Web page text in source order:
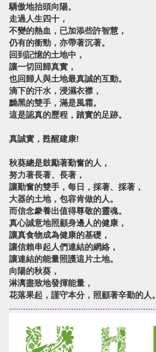
驕傲地抬頭向陽。
走過人生四十，
不變的熱血，已加添些許智慧，
仍有的衝勁，亦帶著沉著。
回到記憶的土地中，
讓一切回歸真實，
也回歸人與土地最真誠的互動。
滴下的汗水，浸濕衣襟，
黝黑的雙手，滿是風霜。
這是認真的歷程，踏實的足跡。
真誠實，甦醒建康!
秋葵總是鼓勵著勤奮的人，
努力著長著、長著，
讓勤奮的雙手，每日，採著、採著，
大器的土地，包容肯做的人。
而信念豢養出值得尊敬的靈魂。
真心誠意地照顧身邊人的健康，
讓真食物成為健康的基礎，
讓信賴串起人們連結的網絡，
讓連結的能量照護這片土地。
向陽的秋葵，
淋漓盡致地發揮能量，
花落果起，謹守本分，照顧著辛勤的人。